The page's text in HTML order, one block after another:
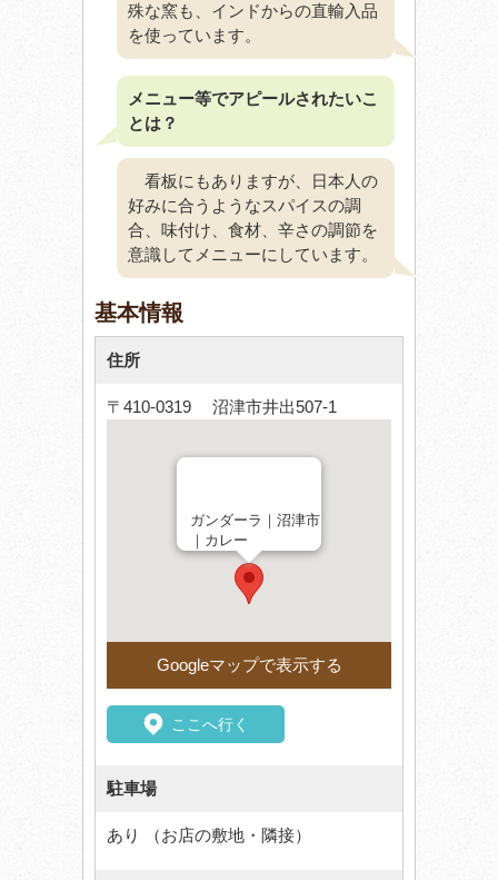
殊な窯も、インドからの直輸入品
を使っています。
メニュー等でアピールされたいこ
とは？
看板にもありますが、日本人の
好みに合うようなスパイスの調
合、味付け、食材、辛さの調節を
意識してメニューにしています。
基本情報
住所
〒410-0319 沼津市井出507-1
ガンダーラ｜沼津市
｜カレー
Googleマップで表示する
ここへ行く
駐車場
あり （お店の敷地・隣接）